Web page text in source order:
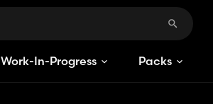
Work-In-Progress Packs